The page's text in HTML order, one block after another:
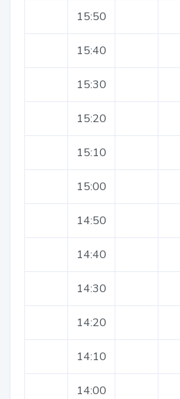
15:50
15:40
15:30
15:20
15:10
15:00
14:50
14:40
14:30
14:20
14:10
14:00